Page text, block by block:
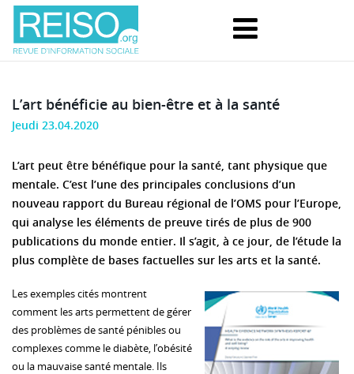
L’art bénéficie au bien-être et à la santé
Jeudi 23.04.2020
L’art peut être bénéfique pour la santé, tant physique que
mentale. C’est l’une des principales conclusions d’un
nouveau rapport du Bureau régional de l’OMS pour l’Europe,
qui analyse les éléments de preuve tirés de plus de 900
publications du monde entier. Il s’agit, à ce jour, de l’étude la
plus complète de bases factuelles sur les arts et la santé.
Les exemples cités montrent
comment les arts permettent de gérer
des problèmes de santé pénibles ou
complexes comme le diabète, l’obésité
ou la mauvaise santé mentale. Ils